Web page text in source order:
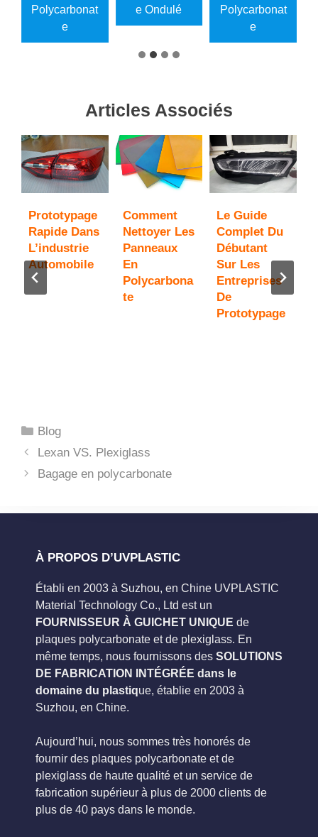
Polycarbonat
E
E Ondulé
Polycarbonat
E
Articles Associés
Prototypage
Rapide Dans
L’industrie
Automobile
Comment
Nettoyer Les
Panneaux
En
Polycarbona
Te
Le Guide
Complet Du
Débutant
Sur Les
Entreprises
De
Prototypage
Catégories
Blog
Lexan VS. Plexiglass
Bagage en polycarbonate
À PROPOS D’UVPLASTIC
Établi en 2003 à Suzhou, en Chine UVPLASTIC
Material Technology Co., Ltd est un
FOURNISSEUR À GUICHET UNIQUE de
plaques polycarbonate et de plexiglass. En
même temps, nous fournissons des SOLUTIONS
DE FABRICATION INTÉGRÉE dans le
domaine du plastique, établie en 2003 à
Suzhou, en Chine.
Aujourd’hui, nous sommes très honorés de
fournir des plaques polycarbonate et de
plexiglass de haute qualité et un service de
fabrication supérieur à plus de 2000 clients de
plus de 40 pays dans le monde.